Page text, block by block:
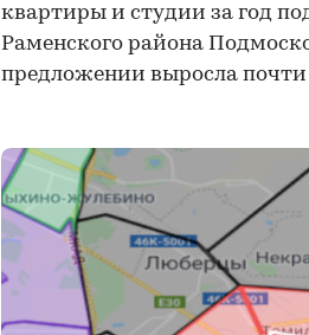
квартиры и студии за год
Раменского района
предложении выросла почти